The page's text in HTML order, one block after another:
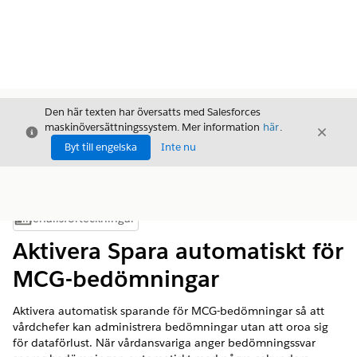
Stäng
Den här texten har översatts med Salesforces
maskinöversättningssystem. Mer information här.
Byt till engelska
Inte nu
Stäng
Visa innehållsförteckning
Innehållsförteckningar
Aktivera Spara automatiskt för
MCG-bedömningar
Aktivera automatisk sparande för MCG-bedömningar så att
vårdchefer kan administrera bedömningar utan att oroa sig
för dataförlust. När vårdansvariga anger bedömningssvar